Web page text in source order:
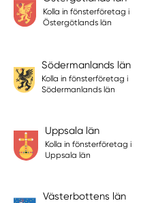
Kolla in fönsterföretag i
Östergötlands län
Södermanlands län
Kolla in fönsterföretag i
Södermanlands län
Uppsala län
Kolla in fönsterföretag i
Uppsala län
Västerbottens län